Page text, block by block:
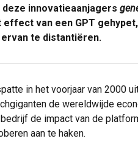
deze innovatieaanjagers
effect van een GPT
te distantiëren.
in het voorjaar van 2000
de wereldwijde
de impact van de
aan te haken.